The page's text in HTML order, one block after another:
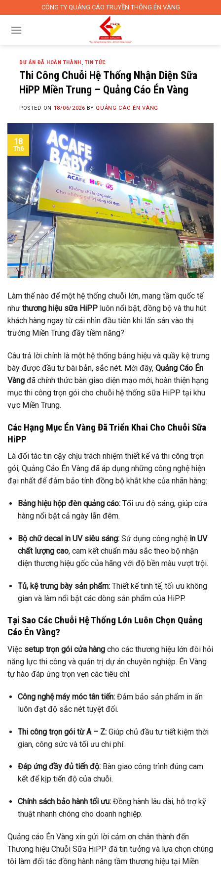
content
CÔNG TY QUẢNG CÁO TRUYỀN THÔNG ÉN VÀNG
DỰ ÁN ĐÃ HOÀN THÀNH, TIN TỨC
Thi Công Chuỗi Hệ Thống Nhận Diện Sữa
HiPP Miền Trung – Quảng Cáo Én Vàng
POSTED ON 18/06/2026 BY QUẢNG CÁO ÉN VÀNG
18
Th6
Làm thế nào để một hệ thống chuỗi lớn, mang tầm quốc tế
như thương hiệu sữa HiPP luôn nổi bật, đồng bộ và thu hút
khách hàng ngay từ cái nhìn đầu tiên khi lấn sân vào thị
trường Miền Trung đầy tiềm năng?
Câu trả lời chính là một hệ thống bảng hiệu và quầy kệ trưng
bày được đầu tư bài bản, sắc nét. Mới đây, Quảng Cáo Én
Vàng đã chính thức bàn giao diện mạo mới, hoàn thiện hạng
mục thi công trọn gói cho chuỗi hệ thống sữa HiPP tại khu
vực Miền Trung.
Các Hạng Mục Én Vàng Đã Triển Khai Cho Chuỗi Sữa
HiPP
Là đối tác tin cậy chịu trách nhiệm thiết kế và thi công trọn
gói, Quảng Cáo Én Vàng đã áp dụng những công nghệ hiện
đại nhất để đảm bảo tính đồng bộ khắt khe của nhãn hàng:
Bảng hiệu hộp đèn quảng cáo:Tối ưu độ sáng, giúp cửa
hàng nổi bật cả ngày lẫn đêm.
Bộ chữ decal in UV siêu sáng:Sử dụng công nghệ in UV
chất lượng cao, cam kết chuẩn màu sắc theo bộ nhận
diện thương hiệu gốc của hãng với độ bền màu vượt trội.
Tủ, kệ trưng bày sản phẩm:Thiết kế tinh tế, tối ưu không
gian và làm nổi bật các dòng sản phẩm của HiPP.
Tại Sao Các Chuỗi Hệ Thống Lớn Luôn Chọn Quảng
Cáo Én Vàng?
Việc setup trọn gói cửa hàng cho các thương hiệu lớn đòi hỏi
năng lực thi công và quản trị dự án chuyên nghiệp. Én Vàng
tự hào đáp ứng trọn vẹn các tiêu chí:
Công nghệ máy móc tân tiến:Đảm bảo sản phẩm in ấn
luôn đạt độ sắc nét tuyệt đối.
Thi công trọn gói từ A – Z:Giúp chủ đầu tư tiết kiệm thời
gian, công sức và tối ưu chi phí.
Đáp ứng đầy đủ tiến độ:Bàn giao công trình đúng cam
kết để kịp tiến độ của chuỗi.
Chính sách bảo hành tối ưu:Đồng hành lâu dài, hỗ trợ kỹ
thuật nhanh chóng cho doanh nghiệp.
Quảng cáo Én Vàng xin gửi lời cảm ơn chân thành đến
Thương hiệu Chuỗi Sữa HiPP đã tin tưởng và lựa chọn chúng
tôi làm đối tác đồng hành nâng tầm thương hiệu tại Miền